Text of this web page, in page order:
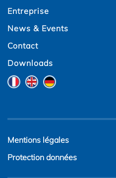
Entreprise
News & Events
Contact
Downloads
Mentions légales
Protection données